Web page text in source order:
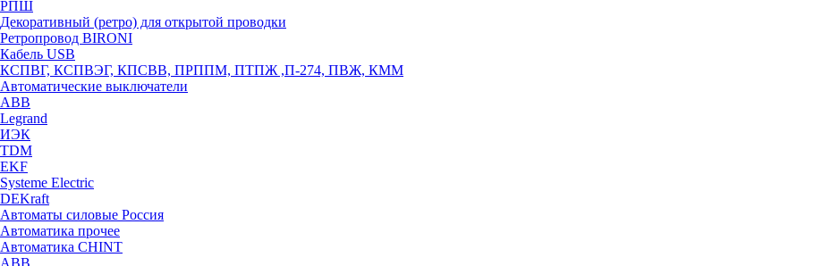
РПШ
Декоративный (ретро) для открытой проводки
Ретропровод BIRONI
Кабель USB
КСПВГ, КСПВЭГ, КПСВВ, ПРППМ, ПТПЖ ,П-274, ПВЖ, КММ
Автоматические выключатели
ABB
Legrand
ИЭК
TDM
EKF
Systeme Electric
DEKraft
Автоматы силовые Россия
Автоматика прочее
Автоматика CHINT
ABB